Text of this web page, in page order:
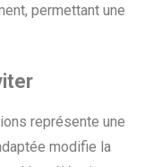
permettant une
représente une
modifie la